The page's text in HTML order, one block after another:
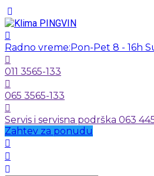
Radno vreme:Pon-Pet 8 - 16h
011 3565-133
065 3565-133
Servis i servisna podrška 063
Zahtev za ponudu